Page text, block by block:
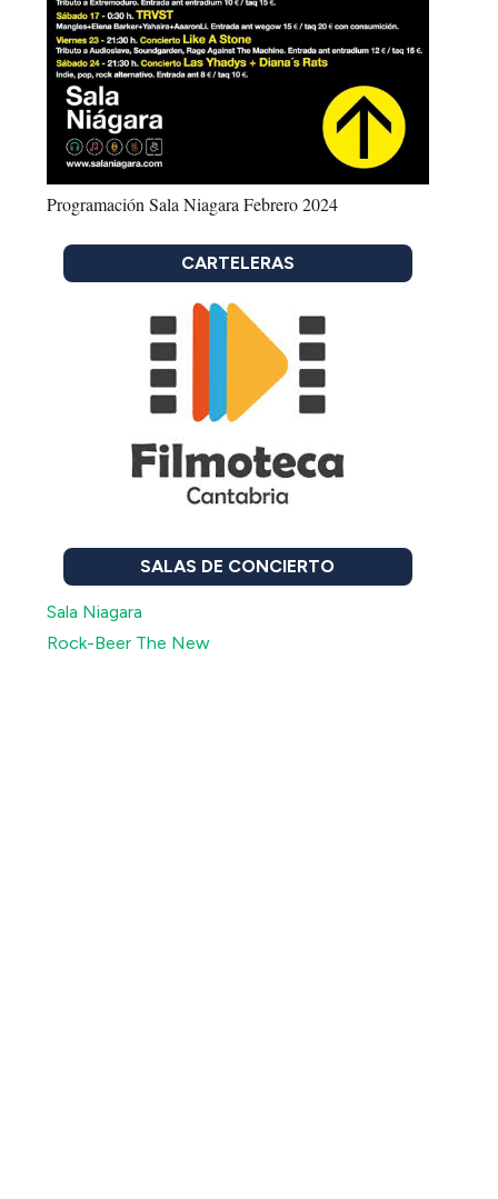
Programación Sala Niagara Febrero 2024
CARTELERAS
SALAS DE CONCIERTO
Sala Niagara
Rock-Beer The New